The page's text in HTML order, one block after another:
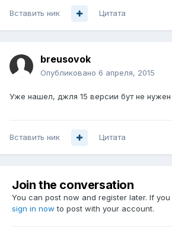
Вставить ник Цитата
breusovok
Опубликовано 6 апреля, 2015
Уже нашел, джля 15 версии бут не нужен
Вставить ник Цитата
Join the conversation
You can post now and register later. If
sign in now to post with your account.